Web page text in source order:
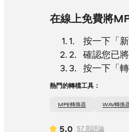
在線上免費將
按一下「
確認您已
按一下「轉
熱門的轉檔工具：
MPE轉換器 WAV轉換
5.0 57 則評論